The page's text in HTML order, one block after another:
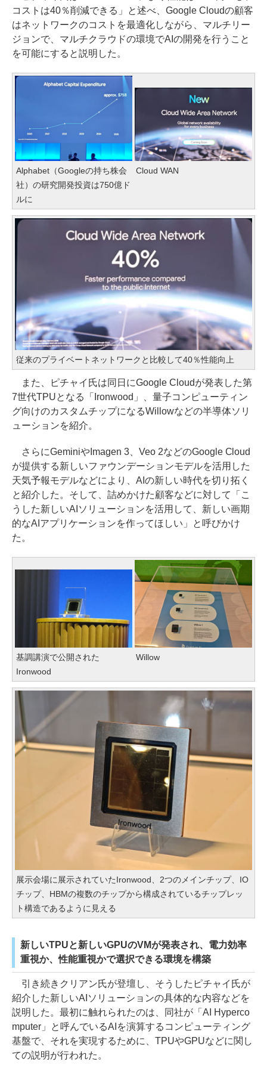
コストは40％削減できる」と述べ、Google Cloudの顧客
はネットワークのコストを最適化しながら、マルチリー
ジョンで、マルチクラウドの環境でAIの開発を行うこと
を可能にすると説明した。
Alphabet（Googleの持ち株会
社）の研究開発投資は750億ド
ルに
Cloud WAN
従来のプライベートネットワークと比較して40％性能向上
また、ピチャイ氏は同日にGoogle Cloudが発表した第
7世代TPUとなる「Ironwood」、量子コンピューティン
グ向けのカスタムチップになるWillowなどの半導体ソリ
ューションを紹介。
さらにGeminiやImagen 3、Veo 2などのGoogle Cloud
が提供する新しいファウンデーションモデルを活用した
天気予報モデルなどにより、AIの新しい時代を切り拓く
と紹介した。そして、詰めかけた顧客などに対して「こ
うした新しいAIソリューションを活用して、新しい画期
的なAIアプリケーションを作ってほしい」と呼びかけ
た。
基調講演で公開された
Ironwood
Willow
展示会場に展示されていたIronwood、2つのメインチップ、IO
チップ、HBMの複数のチップから構成されているチップレッ
ト構造であるように見える
新しいTPUと新しいGPUのVMが発表され、電力効率
重視か、性能重視かで選択できる環境を構築
引き続きクリアン氏が登壇し、そうしたピチャイ氏が
紹介した新しいAIソリューションの具体的な内容などを
説明した。最初に触れられたのは、同社が「AI Hyperco
mputer」と呼んでいるAIを演算するコンピューティング
基盤で、それを実現するために、TPUやGPUなどに関し
ての説明が行われた。